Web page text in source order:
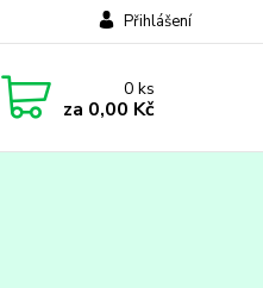
Přihlášení
0ks
za 0,00 Kč